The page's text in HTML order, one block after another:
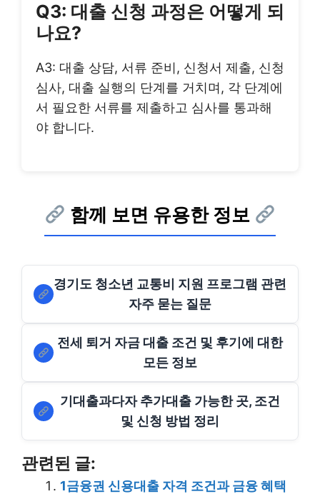
Q3: 대출 신청 과정은 어떻게 되
나요?
A3: 대출 상담, 서류 준비, 신청서 제출, 신청
심사, 대출 실행의 단계를 거치며, 각 단계에
서 필요한 서류를 제출하고 심사를 통과해
야 합니다.
함께 보면 유용한 정보
경기도 청소년 교통비 지원 프로그램 관련
자주 묻는 질문
전세 퇴거 자금 대출 조건 및 후기에 대한
모든 정보
기대출과다자 추가대출 가능한 곳, 조건
및 신청 방법 정리
관련된 글:
1금융권 신용대출 자격 조건과 금융 혜택